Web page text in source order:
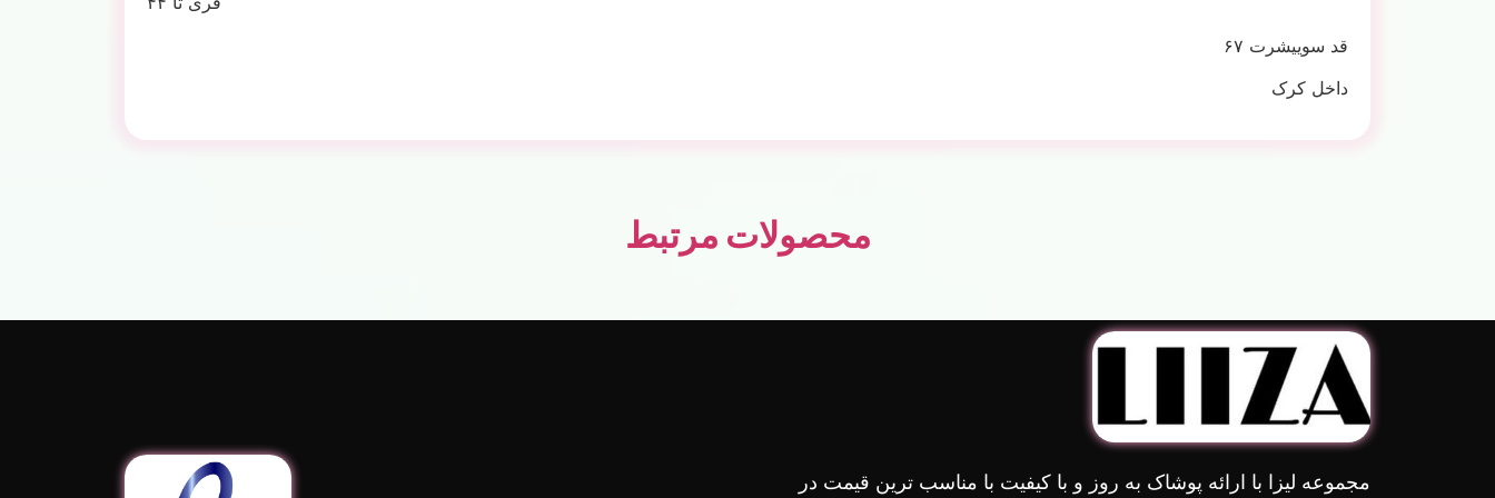
قد سوییشرت ۶۷
داخل کرک
محصولات مرتبط
مجموعه لیزا با ارائه پوشاک به روز و با کیفیت با مناسب ترین قیمت در